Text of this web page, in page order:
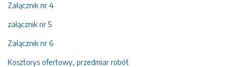
Załącznik nr 4
załącznik nr 5
Załącznik nr 6
Kosztorys ofertowy, przedmiar robót